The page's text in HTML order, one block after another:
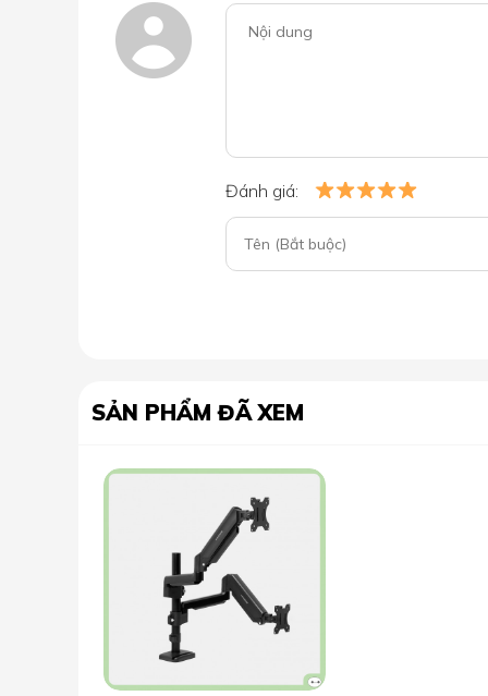
kể từ mặt bàn.
Setup 2 màn trên dưới dễ
Với arm màn hình dạng cột, bạn dễ dàng điều chỉnh 2
kiến trúc sư, họa sĩ,...
Đánh giá:
SẢN PHẨM ĐÃ XEM